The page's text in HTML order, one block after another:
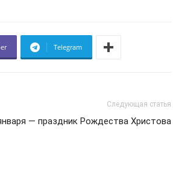
Telegram
Следующая статья
— праздник Рождества Христова